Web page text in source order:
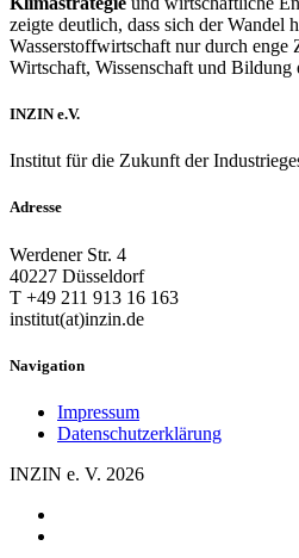
zeigte deutlich, dass sich der Wandel
Wasserstoffwirtschaft nur durch enge
Wirtschaft, Wissenschaft und Bildung
INZIN e.V.
Institut für die Zukunft der
Adresse
Werdener Str. 4
40227 Düsseldorf
T +49 211 913 16 163
institut(at)inzin.de
Navigation
Impressum
Datenschutzerklärung
INZIN e. V. 2026